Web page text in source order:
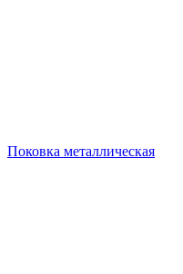
Поковка металлическая